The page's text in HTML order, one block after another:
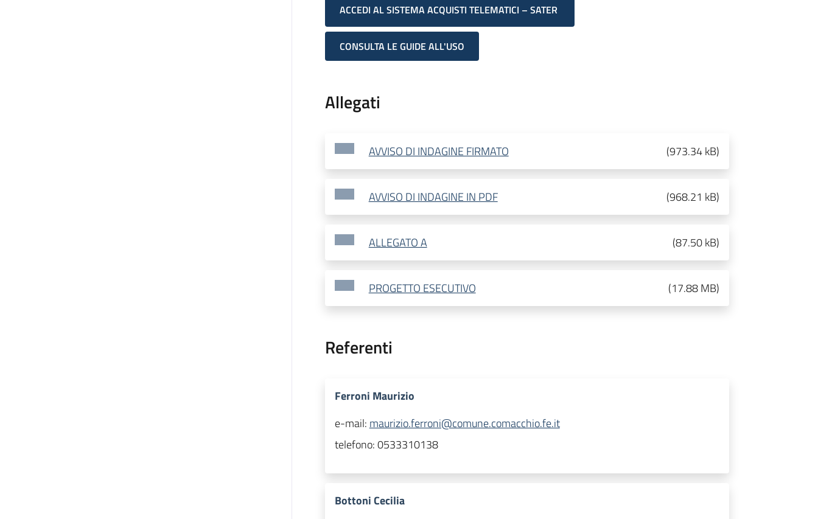
ACCEDI AL SISTEMA ACQUISTI TELEMATICI – SATER
CONSULTA LE GUIDE ALL'USO
Allegati
AVVISO DI INDAGINE FIRMATO (973.34 kB)
AVVISO DI INDAGINE IN PDF (968.21 kB)
ALLEGATO A (87.50 kB)
PROGETTO ESECUTIVO (17.88 MB)
Referenti
Ferroni Maurizio
e-mail: maurizio.ferroni@comune.comacchio.fe.it
telefono:0533310138
Bottoni Cecilia